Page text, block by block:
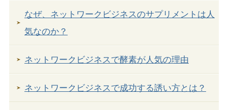
なぜ、ネットワークビジネスのサプリメントは人
気なのか？
ネットワークビジネスで酵素が人気の理由
ネットワークビジネスで成功する誘い方とは？